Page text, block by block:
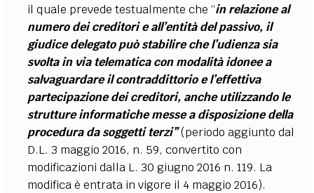
il quale prevede testualmente che “in relazione al
numero dei creditori e all’entità del passivo, il
giudice delegato può stabilire che l’udienza sia
svolta in via telematica con modalità idonee a
salvaguardare il contraddittorio e l’effettiva
partecipazione dei creditori, anche utilizzando le
strutture informatiche messe a disposizione della
procedura da soggetti terzi”(periodo aggiunto dal
D.L. 3 maggio 2016, n. 59, convertito con
modificazioni dalla L. 30 giugno 2016 n. 119. La
modifica è entrata in vigore il 4 maggio 2016).